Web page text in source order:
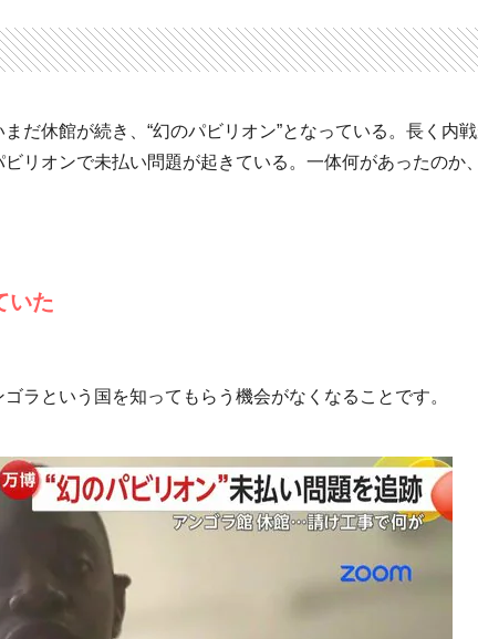
だ休館が続き、“幻のパビリオン”となっている。長く内
リオンで未払い問題が起きている。一体何があったのか、
いた
ラという国を知ってもらう機会がなくなることです。